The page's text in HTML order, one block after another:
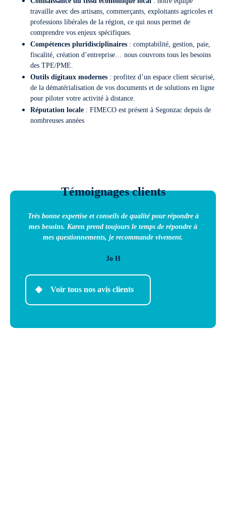
travaille avec des artisans, commerçants, exploitants agricoles et
professions libérales de la région, ce qui nous permet de
comprendre vos enjeux spécifiques.
Compétences pluridisciplinaires : comptabilité, gestion, paie,
fiscalité, création d’entreprise… nous couvrons tous les besoins
des TPE/PME.
Outils digitaux modernes : profitez d’un espace client sécurisé,
de la dématérialisation de vos documents et de solutions en ligne
pour piloter votre activité à distance.
Réputation locale : FIMECO est présent à Segonzac depuis de
nombreuses années
Témoignages clients
Très bonne expertise et conseils de qualité pour répondre à
mes besoins. Karen prend toujours le temps de répondre à
mes questionnements, je recommande vivement.
Jo H
Voir tous nos avis clients